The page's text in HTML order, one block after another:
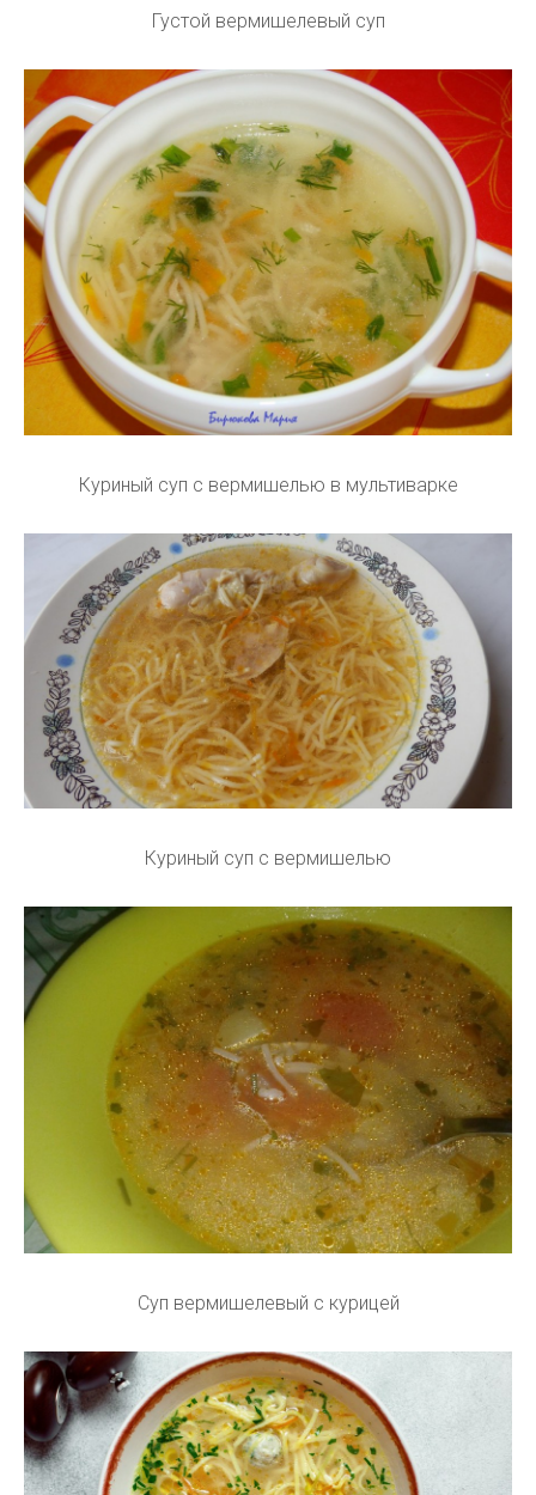
Густой вермишелевый суп
Куриный суп с вермишелью в мультиварке
Куриный суп с вермишелью
Суп вермишелевый с курицей